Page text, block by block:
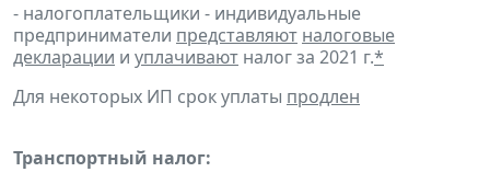
- налогоплательщики - индивидуальные
предприниматели представляют налоговые
декларации и уплачивают налог за 2021 г.*
Для некоторых ИП срок уплаты продлен
Транспортный налог: